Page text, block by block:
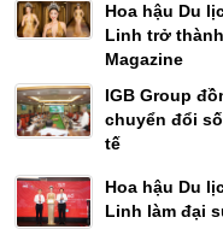
Hoa hậu Du
Linh trở
Magazine
IGB Group
chuyển đổi
tế
Hoa hậu Du
Linh làm đại